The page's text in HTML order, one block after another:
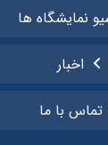
نمایشگاه ها
اخبار
تماس با ما